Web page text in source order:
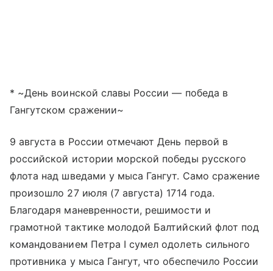
* ~День воинской славы России — победа в
Гангутском сражении~
9 августа в России отмечают День первой в
российской истории морской победы русского
флота над шведами у мыса Гангут. Само сражение
произошло 27 июля (7 августа) 1714 года.
Благодаря маневренности, решимости и
грамотной тактике молодой Балтийский флот под
командованием Петра I сумел одолеть сильного
противника у мыса Гангут, что обеспечило России